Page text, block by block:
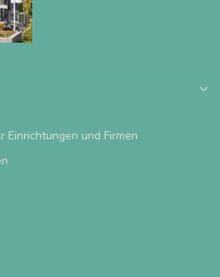
und Firmen